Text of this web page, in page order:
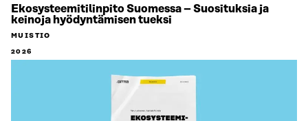
Ekosysteemitilinpito Suomessa – Suosituksia ja
keinoja hyödyntämisen tueksi
MUISTIO
2026